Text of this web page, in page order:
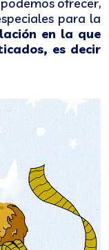
ofrecer,
para la
en la que
es decir